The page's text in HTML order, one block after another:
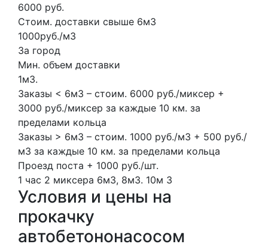
6000 руб.
Стоим. доставки свыше 6м3
1000руб./м3
За город
Мин. объем доставки
1м3.
Заказы < 6м3 – стоим. 6000 руб./миксер +
3000 руб./миксер за каждые 10 км. за
пределами кольца
Заказы > 6м3 – стоим. 1000 руб./м3 + 500 руб./
м3 за каждые 10 км. за пределами кольца
Проезд поста + 1000 руб./шт.
1 час 2 миксера 6м3, 8м3. 10м 3
Условия и цены на
прокачку
автобетононасосом